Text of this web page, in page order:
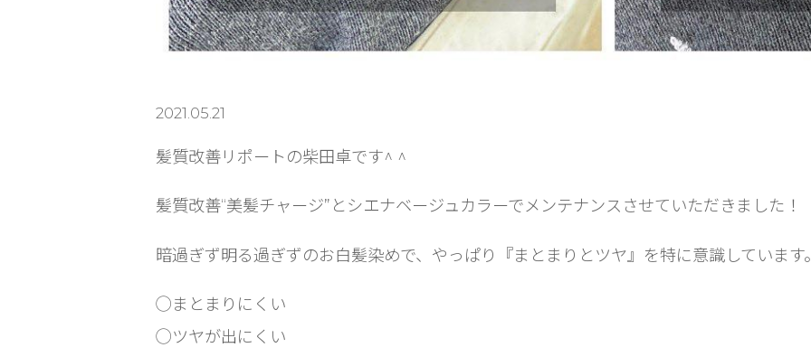
2021.05.21
髪質改善リポートの柴田卓です^ ^
髪質改善“美髪チャージ”とシエナベージュカラーでメンテナンスさせていただきました！
暗過ぎず明る過ぎずのお白髪染めで、やっぱり『まとまりとツヤ』を特に意識しています。
◯まとまりにくい
◯ツヤが出にくい